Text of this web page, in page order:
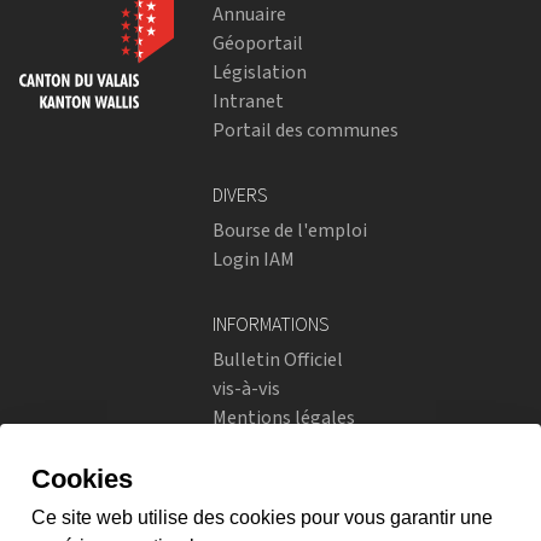
Annuaire
Géoportail
Législation
Intranet
Portail des communes
DIVERS
Bourse de l'emploi
Login IAM
INFORMATIONS
Bulletin Officiel
vis-à-vis
Mentions légales